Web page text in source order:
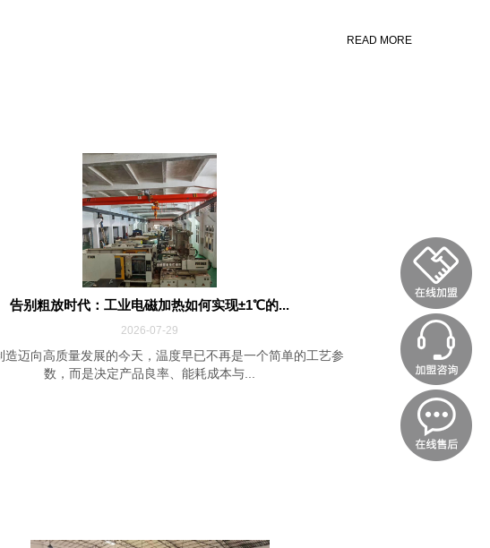
READ MORE
告别粗放时代：工业电磁加热如何实现±1℃的...
2026-07-29
造迈向高质量发展的今天，温度早已不再是一个简单的工艺参
数，而是决定产品良率、能耗成本与...